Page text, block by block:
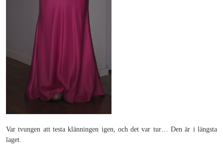
Var tvungen att testa klänningen igen, och det var tur… Den är i längsta
laget.